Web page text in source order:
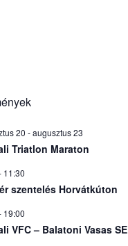
20 -augusztus 23
Triatlon Maraton
11:30
szentelés Horvátkúton
19:00
VFC – Balatoni Vasas SE